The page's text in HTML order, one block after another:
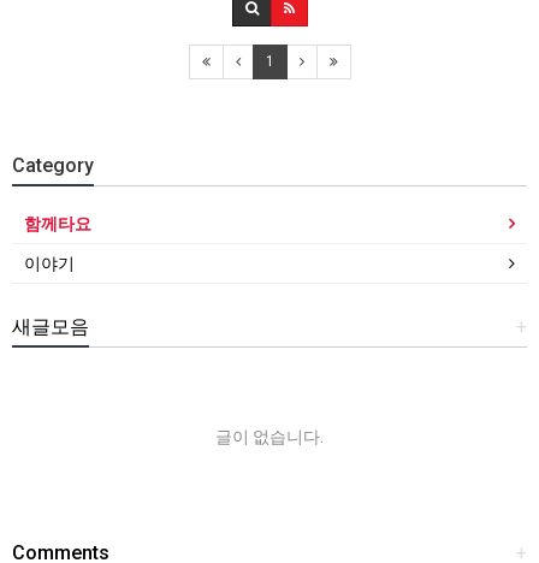
1
Category
함께타요
이야기
+
새글모음
글이 없습니다.
+
Comments